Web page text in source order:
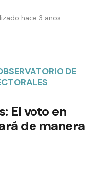
hace 3 años
DE
El voto en
de manera